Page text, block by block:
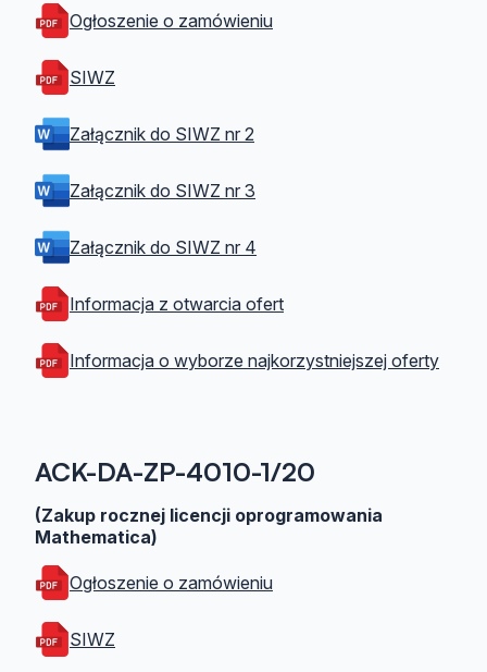
Ogłoszenie o zamówieniu
SIWZ
Załącznik do SIWZ nr 2
Załącznik do SIWZ nr 3
Załącznik do SIWZ nr 4
Informacja z otwarcia ofert
Informacja o wyborze najkorzystniejszej oferty
ACK-DA-ZP-4010-1/20
(Zakup rocznej licencji oprogramowania
Mathematica)
Ogłoszenie o zamówieniu
SIWZ